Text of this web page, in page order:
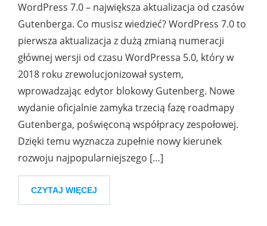
WordPress 7.0 – największa aktualizacja od czasów
Gutenberga. Co musisz wiedzieć? WordPress 7.0 to
pierwsza aktualizacja z dużą zmianą numeracji
głównej wersji od czasu WordPressa 5.0, który w
2018 roku zrewolucjonizował system,
wprowadzając edytor blokowy Gutenberg. Nowe
wydanie oficjalnie zamyka trzecią fazę roadmapy
Gutenberga, poświęconą współpracy zespołowej.
Dzięki temu wyznacza zupełnie nowy kierunek
rozwoju najpopularniejszego […]
CZYTAJ WIĘCEJ